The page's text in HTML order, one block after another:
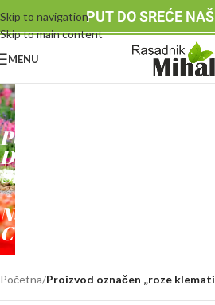
Skip to navigation
Skip to main content
PUT DO SREĆE
MENU
RASADNIK
MIHALEK
PUT
DO
SREĆE
-
NAŠE
CVEĆE
Početna/Proizvod označen „roze